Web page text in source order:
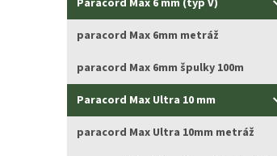
Paracord Max 6 mm (typ V)
paracord Max 6mm metráž
paracord Max 6mm špulky 100m
Paracord Max Ultra 10 mm
paracord Max Ultra 10mm metráž